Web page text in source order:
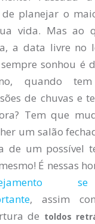
planejar o
vida. Mas ao
a data livre no
sonhou é
quando
de chuvas e
Tem que
um salão
de um possível
É nessas
, assim
de toldos